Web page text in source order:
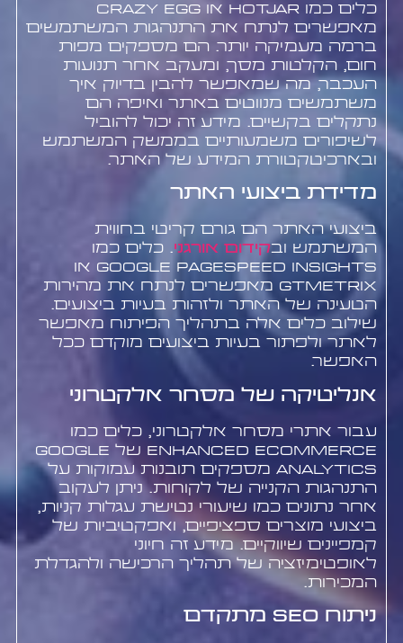
כלים כמו Hotjar או Crazy Egg
מאפשרים לנתח את התנהגות המשתמשים
ברמה מעמיקה יותר. הם מספקים מפות
חום, הקלטות מסך, ומעקב אחר תנועות
העכבר, מה שמאפשר להבין בדיוק איך
משתמשים מנווטים באתר ואיפה הם
נתקלים בקשיים. מידע זה יכול להוביל
לשיפורים משמעותיים בממשק המשתמש
ובארכיטקטורת המידע של האתר.
מדידת ביצועי האתר
ביצועי האתר הם גורם קריטי בחווית
המשתמש ובקידום אורגני. כלים כמו
Google PageSpeed Insights או
GTmetrix מאפשרים לנתח את מהירות
הטעינה של האתר ולזהות בעיות ביצועים.
שילוב כלים אלה בתהליך הפיתוח מאפשר
לאתר ולפתור בעיות ביצועים מוקדם ככל
האפשר.
אנליטיקה של מסחר אלקטרוני
עבור אתרי מסחר אלקטרוני, כלים כמו
Enhanced Ecommerce של Google
Analytics מספקים תובנות עמוקות על
התנהגות הקנייה של לקוחות. ניתן לעקוב
אחר נתונים כמו שיעורי נטישת עגלות קניות,
ביצועי מוצרים ספציפיים, ואפקטיביות של
קמפיינים שיווקיים. מידע זה חיוני
לאופטימיזציה של תהליך הרכישה ולהגדלת
המכירות.
ניתוח SEO מתקדם